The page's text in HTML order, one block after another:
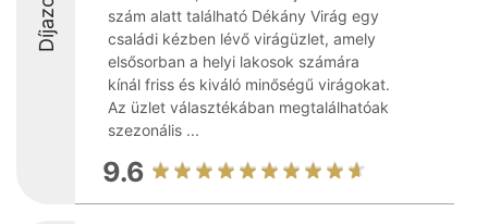
szám alatt található Dékány Virág egy
családi kézben lévő virágüzlet, amely
elsősorban a helyi lakosok számára
kínál friss és kiváló minőségű virágokat.
Az üzlet választékában megtalálhatóak
szezonális ...
9.6